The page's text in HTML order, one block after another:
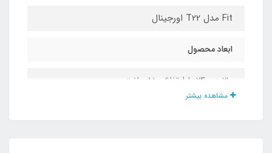
Fit مدل T22 اورجینال
ابعاد محصول
۲۱۰ در ۲۴۰ با ارتفاع ۱۸۰ سانت
مشاهده بیشتر